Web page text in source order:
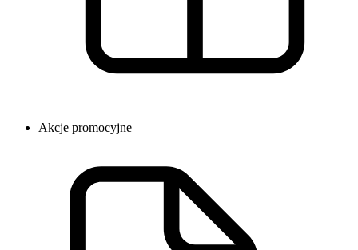
Akcje promocyjne